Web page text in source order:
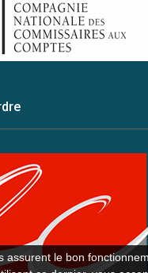
assurent le bon